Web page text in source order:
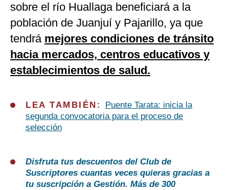
sobre el río Huallaga beneficiará a la
población de Juanjuí y Pajarillo, ya que
tendrá mejores condiciones de tránsito
hacia mercados, centros educativos y
establecimientos de salud.
LEA TAMBIÉN:
Puente Tarata: inicia la
segunda convocatoria para el proceso de
selección
Disfruta tus descuentos del Club de
Suscriptores cuantas veces quieras gracias a
tu suscripción a Gestión. Más de 300